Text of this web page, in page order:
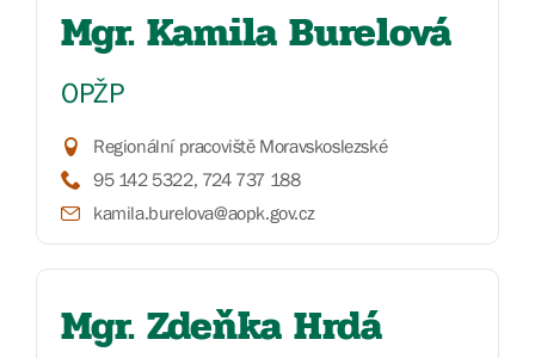
Mgr. Kamila Burelová
OPŽP
Regionální pracoviště Moravskoslezské
95 142 5322, 724 737 188
kamila.burelova@aopk.gov.cz
Mgr. Zdeňka Hrdá